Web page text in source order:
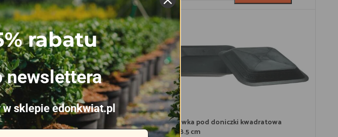
pod doniczki kwadratowa 25×25 Podstawka pod doniczki kwadratowa
28.5×28.5 cm
rabatu
newslettera
sklepie edonkwiat.pl